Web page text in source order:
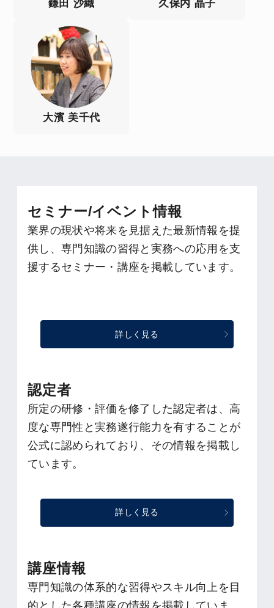
鎌田 沙織 久保内 晶子
大濱 美千代
セミナー/イベント情報
業界の現状や将来を見据えた最新情報を提
供し、専門知識の習得と実務への応用を支
援するセミナー・講座を掲載しています。
詳しく見る
認定者
所定の研修・評価を修了した認定者は、高
度な専門性と実務遂行能力を有することが
公式に認められており、その情報を掲載し
ています。
詳しく見る
講座情報
専門知識の体系的な習得やスキル向上を目
的とした各種講座の情報を掲載していま